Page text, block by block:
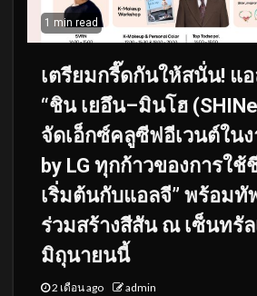
1 min read
เตรียมกรี๊ดกันให้สนั่น! แ
“ชิน เยอึน–มินโฮ
จัดเอ็กซ์คลูซีฟอีเวนต์ในง
by LG ทุกก้าวของการใ
เริ่มต้นกับแอลจี” พร้อม
ร่วมสร้างสีสัน ณ เซ็นทรัล
มิถุนายนนี้
2 เดือน ago admin